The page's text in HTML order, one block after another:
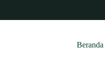
Beranda